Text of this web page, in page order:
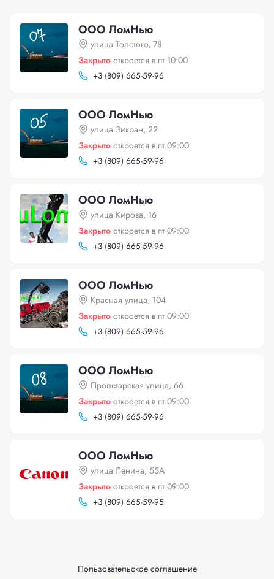
ООО ЛомНью
улица Толстого, 78
Закрыто откроется в пт 10:00
+3 (809) 665-59-96
ООО ЛомНью
улица Зикран, 22
Закрыто откроется в пт 09:00
+3 (809) 665-59-96
ООО ЛомНью
улица Кирова, 16
Закрыто откроется в пт 09:00
+3 (809) 665-59-96
ООО ЛомНью
Красная улица, 104
Закрыто откроется в пт 09:00
+3 (809) 665-59-96
ООО ЛомНью
Пролетарская улица, 66
Закрыто откроется в пт 09:00
+3 (809) 665-59-96
ООО ЛомНью
улица Ленина, 55А
Закрыто откроется в пт 09:00
+3 (809) 665-59-95
Пользовательское соглашение